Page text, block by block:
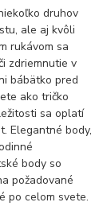
druhov
ale aj kvôli
rukávom sa
zdriemnutie v
bábätko pred
ako tričko
sa oplatí
Elegantné body,
body so
požadované
po celom svete.